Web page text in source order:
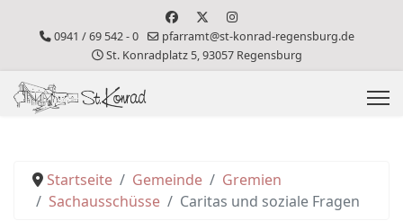
0941 / 69 542 - 0
pfarramt@st-konrad-regensburg.de
St. Konradplatz 5, 93057 Regensburg
Startseite Gemeinde
Gremien
Sachausschüsse
Caritas und soziale Fragen